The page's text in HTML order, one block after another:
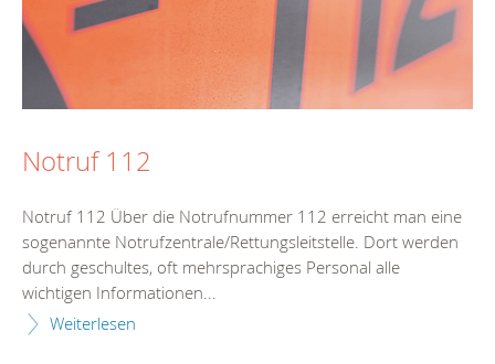
Notruf 112
Notruf 112 Über die Notrufnummer 112 erreicht man eine
sogenannte Notrufzentrale/Rettungsleitstelle. Dort werden
durch geschultes, oft mehrsprachiges Personal alle
wichtigen Informationen...
Weiterlesen